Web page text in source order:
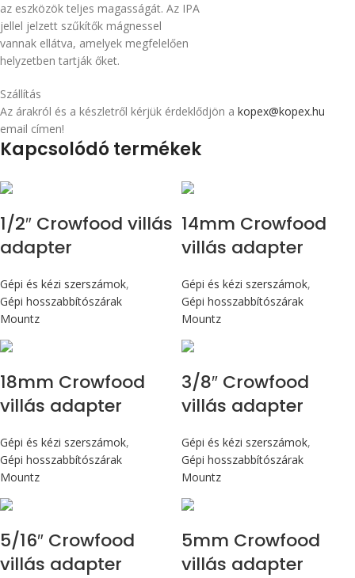
az eszközök teljes magasságát. Az IPA
jellel jelzett szűkítők mágnessel
vannak ellátva, amelyek megfelelően
helyzetben tartják őket.
Szállítás
Az árakról és a készletről kérjük érdeklődjön a kopex@kopex.hu
email címen!
Kapcsolódó termékek
1/2″ Crowfood villás
adapter
Gépi és kézi szerszámok,
Gépi hosszabbítószárak
Mountz
14mm Crowfood
villás adapter
Gépi és kézi szerszámok,
Gépi hosszabbítószárak
Mountz
18mm Crowfood
villás adapter
Gépi és kézi szerszámok,
Gépi hosszabbítószárak
Mountz
3/8″ Crowfood
villás adapter
Gépi és kézi szerszámok,
Gépi hosszabbítószárak
Mountz
5/16″ Crowfood
villás adapter
5mm Crowfood
villás adapter